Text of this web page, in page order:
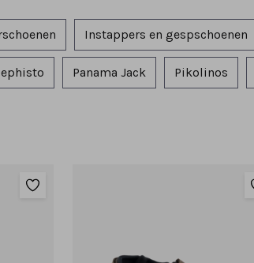
Instappers en gespschoenen
Panama Jack Pikolinos